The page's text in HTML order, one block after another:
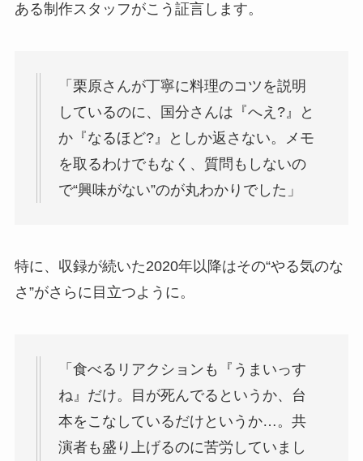
ある制作スタッフがこう証言します。
「栗原さんが丁寧に料理のコツを説明
しているのに、国分さんは『へえ?』と
か『なるほど?』としか返さない。メモ
を取るわけでもなく、質問もしないの
で“興味がない”のが丸わかりでした」
特に、収録が続いた2020年以降はその“やる気のな
さ”がさらに目立つように。
「食べるリアクションも『うまいっす
ね』だけ。目が死んでるというか、台
本をこなしているだけというか…。共
演者も盛り上げるのに苦労していまし